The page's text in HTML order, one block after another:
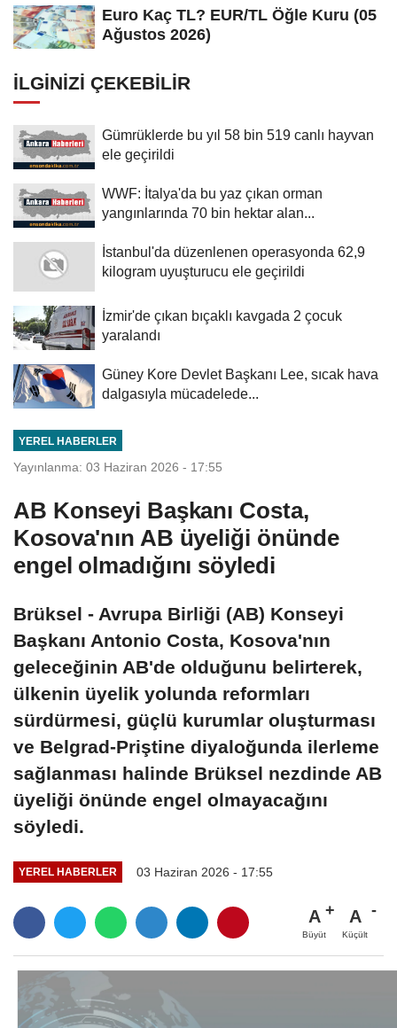
Euro Kaç TL? EUR/TL Öğle Kuru (05
Ağustos 2026)
İLGINIZI ÇEKEBILIR
Gümrüklerde bu yıl 58 bin 519 canlı hayvan
ele geçirildi
WWF: İtalya'da bu yaz çıkan orman
yangınlarında 70 bin hektar alan...
İstanbul'da düzenlenen operasyonda 62,9
kilogram uyuşturucu ele geçirildi
İzmir'de çıkan bıçaklı kavgada 2 çocuk
yaralandı
Güney Kore Devlet Başkanı Lee, sıcak hava
dalgasıyla mücadelede...
YEREL HABERLER
Yayınlanma: 03 Haziran 2026 - 17:55
AB Konseyi Başkanı Costa,
Kosova'nın AB üyeliği önünde
engel olmadığını söyledi
Brüksel - Avrupa Birliği (AB) Konseyi
Başkanı Antonio Costa, Kosova'nın
geleceğinin AB'de olduğunu belirterek,
ülkenin üyelik yolunda reformları
sürdürmesi, güçlü kurumlar oluşturması
ve Belgrad-Priştine diyaloğunda ilerleme
sağlanması halinde Brüksel nezdinde AB
üyeliği önünde engel olmayacağını
söyledi.
YEREL HABERLER 03 Haziran 2026 - 17:55
A
Büyüt
A
Küçült